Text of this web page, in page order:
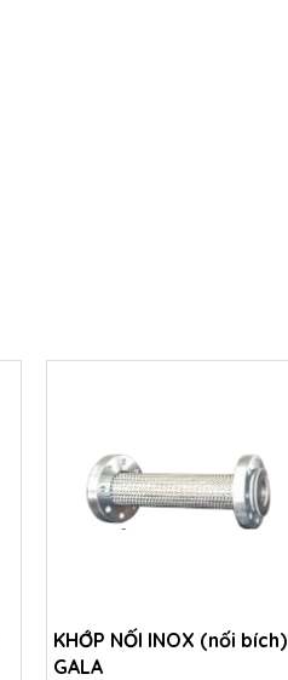
KHỚP NỐI INOX (nối bích)
GALA